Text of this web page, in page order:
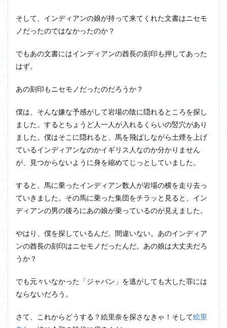
そして、インディアンの娘が持って来てくれた文書はニセモ
ノだったのではなかったのか？
でもあの文書にはインディアンの酋長の刻印も押してあった
はず。
あの刻印もニセモノだったのだろうか？
僕は、そんな嫌な予感がして岩場の陰に隠れるところを探し
ました。するとちょうど人一人が入れるくらいの竪穴があり
ました。僕はそこに隠れると、馬を飛ばしながら土煙を上げ
ているインディアンなのかイギリス人なのか分かりません
が、見つからないように身を縮めてじっとしていました。
すると、馬に乗ったインディアン数人が岩場の横を走り去っ
ていきました。その馬に乗った集団をチラッと見ると、イン
ディアンの男の後ろにあの娘が乗っているのが見えました。
やはり、僕を探しているんだ。間違いない。あのインディア
ンの酋長の刻印はニセモノだったんだ。あの娘は大丈夫だろ
うか？
でも元々いなかった「ジャパン」を逃がしても大した罪には
ならないだろう。
さて、これからどうする？絵里奈を探さなきゃ！そして絵里